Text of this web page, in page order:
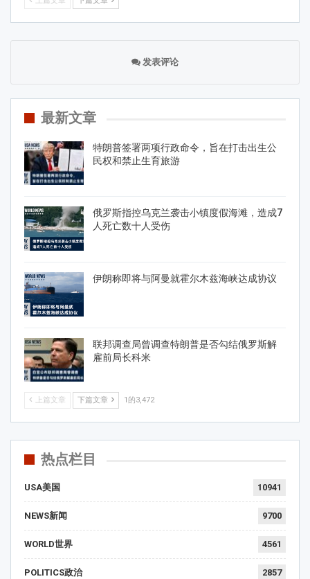
发表评论
最新文章
特朗普签署两项行政命令，旨在打击出生公
民权和禁止生育旅游
俄罗斯指控乌克兰袭击小镇度假海滩，造成7
人死亡数十人受伤
伊朗称即将与阿曼就霍尔木兹海峡达成协议
联邦调查局曾调查特朗普是否勾结俄罗斯解
雇前局长科米
上篇文章 下篇文章 1的3,472
热点栏目
USA美国 10941
NEWS新闻 9700
WORLD世界 4561
POLITICS政治 2857